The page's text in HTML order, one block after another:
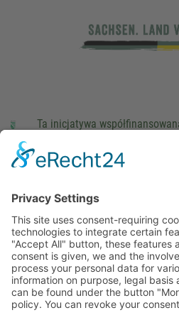
Ta inicjatywa
parlamentarzystów Landtagu
stopka redakcyjna
This site uses consent-requiring
technologies to integrate certain
"Accept All" button, these features
After consent is given, we and the
companies process your personal